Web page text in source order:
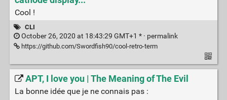
Cool !
CLI
October 26, 2020 at 18:43:29 GMT+1 * · permalink
https://github.com/Swordfish90/cool-retro-term
APT, I love you | The Meaning of The Evil
La bonne idée que je ne connais pas :